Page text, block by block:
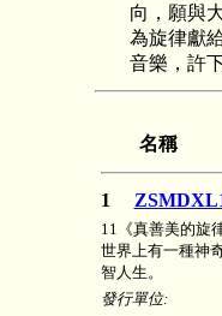
向，願與
為旋律獻
音樂，許
名稱
1
11《真善美的旋
世界上有一種神
智人生。
發行單位: